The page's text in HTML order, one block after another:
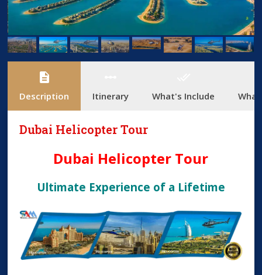
description
Description Itinerary What's Include
Dubai Helicopter Tour
Dubai Helicopter Tour
Ultimate Experience of a Lifetime